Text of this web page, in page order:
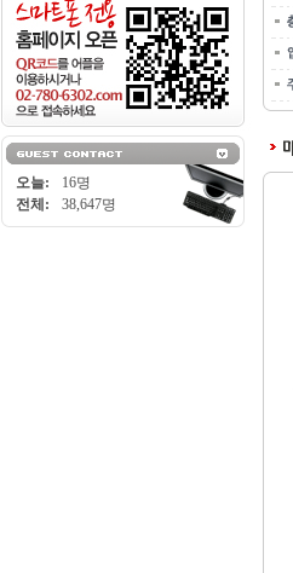
오늘:
16명
전체:
38,647명